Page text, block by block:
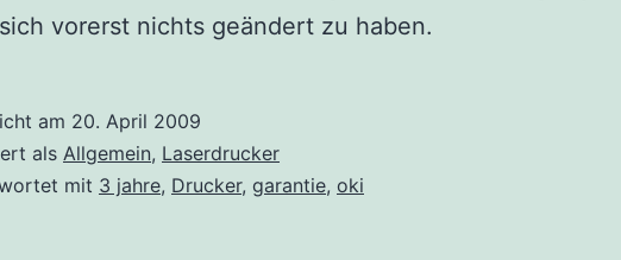
vorerst nichts geändert zu haben.
am 20. April 2009
als Allgemein, Laserdrucker
mit 3 jahre, Drucker, garantie, oki